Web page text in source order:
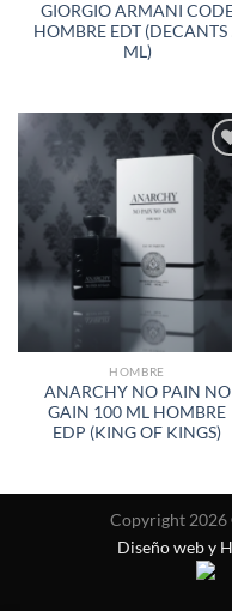
GIORGIO ARMANI
HOMBRE EDT (DECANTS
ML)
AÑADIR
LISTA
DESEOS
HOMBRE
ANARCHY NO PAIN NO
GAIN 100 ML HOMBRE
EDP (KING OF KINGS)
Copyright
Diseño web y